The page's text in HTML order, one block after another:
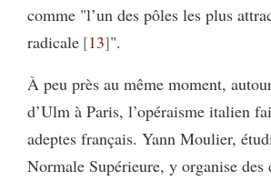
comme "l’un des pôles les plus
radicale 13 ".
À peu près au même moment,
d’Ulm à Paris, l’opéraisme italien
adeptes français. Yann Moulier,
Normale Supérieure, y organise des